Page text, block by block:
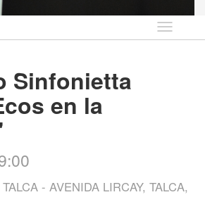
Idioma
Sinfonietta
en la
- AVENIDA LIRCAY, TALCA,